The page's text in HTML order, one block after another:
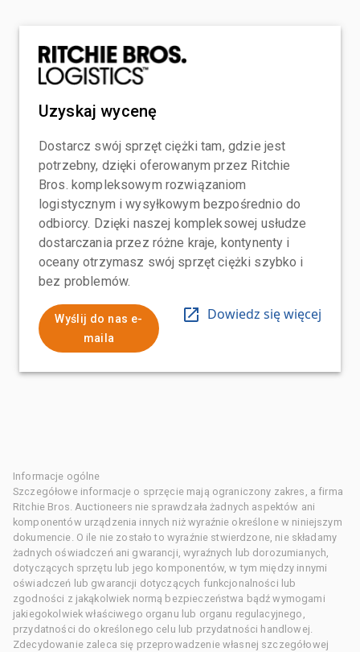
Uzyskaj wycenę
Dostarcz swój sprzęt ciężki tam, gdzie jest
potrzebny, dzięki oferowanym przez Ritchie
Bros. kompleksowym rozwiązaniom
logistycznym i wysyłkowym bezpośrednio do
odbiorcy. Dzięki naszej kompleksowej usłudze
dostarczania przez różne kraje, kontynenty i
oceany otrzymasz swój sprzęt ciężki szybko i
bez problemów.
Wyślij do nas e-
maila
Dowiedz się więcej
Informacje ogólne
Szczegółowe informacje o sprzęcie mają ograniczony zakres, a firma
Ritchie Bros. Auctioneers nie sprawdzała żadnych aspektów ani
komponentów urządzenia innych niż wyraźnie określone w niniejszym
dokumencie. O ile nie zostało to wyraźnie stwierdzone, nie składamy
żadnych oświadczeń ani gwarancji, wyraźnych lub dorozumianych,
dotyczących sprzętu lub jego komponentów, w tym między innymi
oświadczeń lub gwarancji dotyczących funkcjonalności lub
zgodności z jakąkolwiek normą bezpieczeństwa bądź wymogami
jakiegokolwiek właściwego organu lub organu regulacyjnego,
przydatności do określonego celu lub przydatności handlowej.
Zdecydowanie zaleca się przeprowadzenie własnej szczegółowej